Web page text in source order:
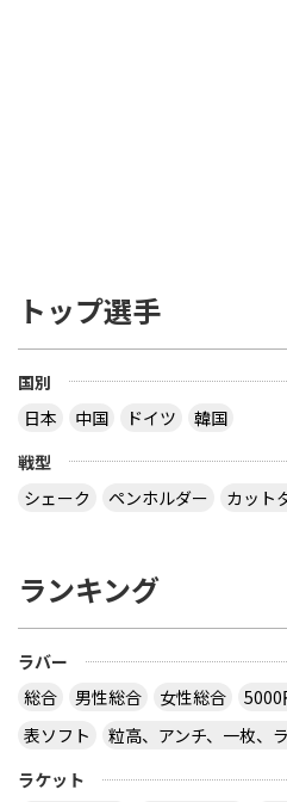
トップ選手
国別
日本
中国 ドイツ
韓国
戦型
シェーク
ペンホルダー カット
ランキング
ラバー
総合
男性総合 女性総合 5000
表ソフト
粒高、アンチ、一枚、
ラケット